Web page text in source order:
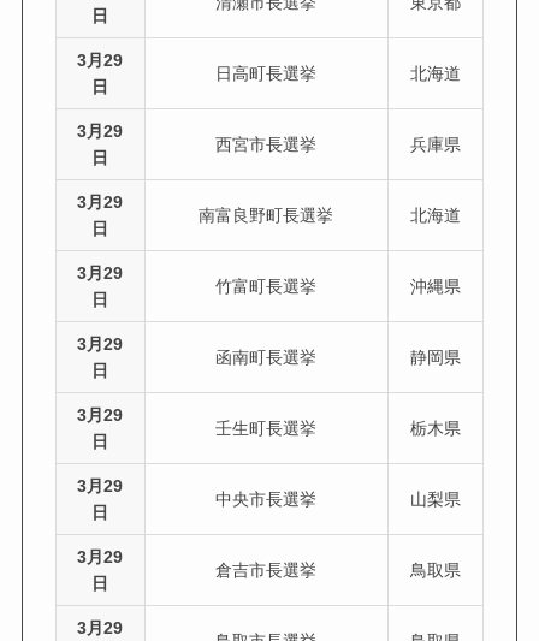
日
3月29
日
日高町長選挙 北海道
3月29
日
西宮市長選挙 兵庫県
3月29
日
南富良野町長選挙 北海道
3月29
日
竹富町長選挙 沖縄県
3月29
日
函南町長選挙 静岡県
3月29
日
壬生町長選挙 栃木県
3月29
日
中央市長選挙 山梨県
3月29
日
倉吉市長選挙 鳥取県
3月29